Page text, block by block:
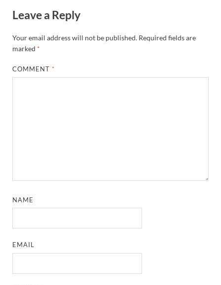
Leave a Reply
Your email address will not be published. Required fields are
marked *
COMMENT *
NAME
EMAIL